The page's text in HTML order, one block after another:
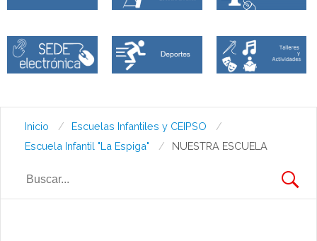
Inicio
Escuelas Infantiles y CEIPSO
Escuela Infantil "La Espiga"
NUESTRA ESCUELA